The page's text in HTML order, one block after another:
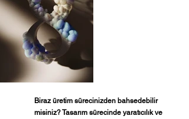
Biraz üretim sürecinizden bahsedebilir
misiniz? Tasarım sürecinde yaratıcılık ve